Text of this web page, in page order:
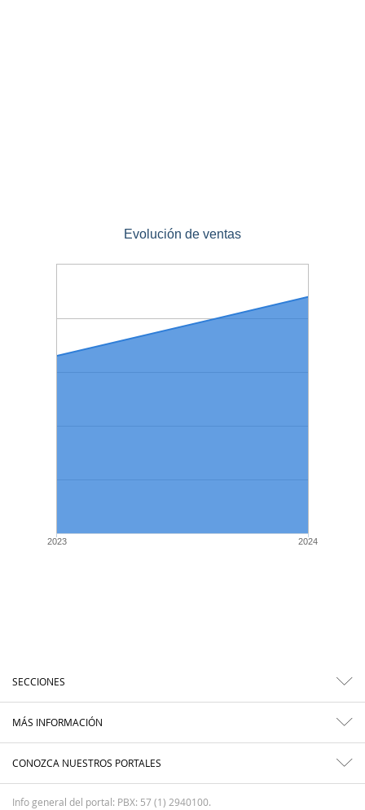
Evolución de ventas
2023 2024
SECCIONES
MÁS INFORMACIÓN
CONOZCA NUESTROS PORTALES
Info general del portal: PBX: 57 (1) 2940100.